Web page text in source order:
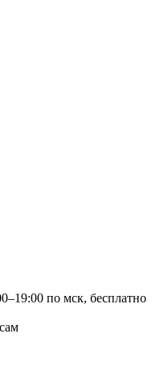
по мск, бесплатно